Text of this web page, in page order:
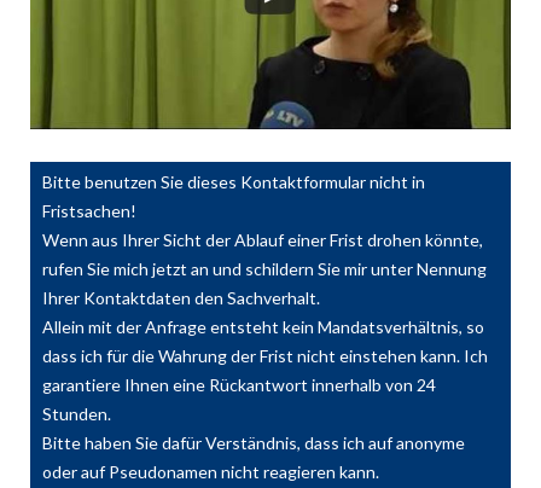
Bitte benutzen Sie dieses Kontaktformular nicht in
Fristsachen!
Wenn aus Ihrer Sicht der Ablauf einer Frist drohen könnte,
rufen Sie mich jetzt an und schildern Sie mir unter Nennung
Ihrer Kontaktdaten den Sachverhalt.
Allein mit der Anfrage entsteht kein Mandatsverhältnis, so
dass ich für die Wahrung der Frist nicht einstehen kann. Ich
garantiere Ihnen eine Rückantwort innerhalb von 24
Stunden.
Bitte haben Sie dafür Verständnis, dass ich auf anonyme
oder auf Pseudonamen nicht reagieren kann.